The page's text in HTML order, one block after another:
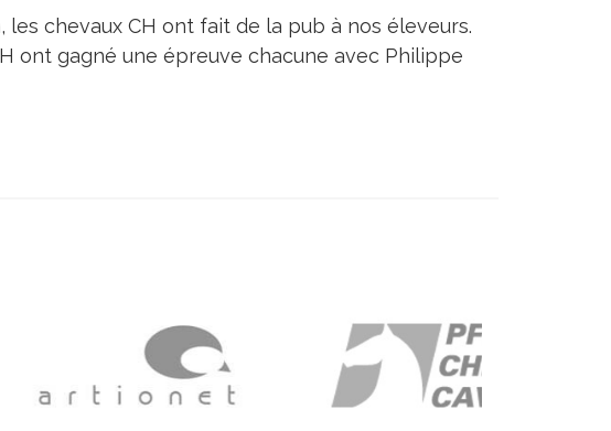
les chevaux CH ont fait de la pub à nos éleveurs.
ont gagné une épreuve chacune avec Philippe